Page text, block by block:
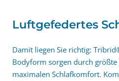
Luftgefedertes
Damit liegen Sie richtig:
Bodyform sorgen durch
maximalen Schlafkomfort.